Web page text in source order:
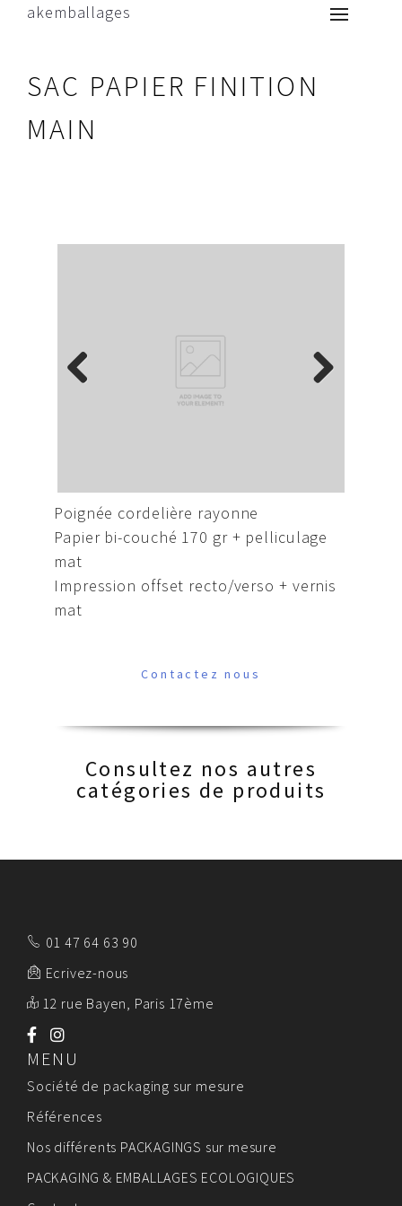
akemballages
SAC PAPIER FINITION
MAIN
Poignée cordelière rayonne
Papier bi-couché 170 gr + pelliculage
mat
Impression offset recto/verso + vernis
mat
Contactez nous
Consultez nos autres
catégories de produits
01 47 64 63 90
Ecrivez-nous
12 rue Bayen, Paris 17ème
MENU
Société de packaging sur mesure
Références
Nos différents PACKAGINGS sur mesure
PACKAGING & EMBALLAGES ECOLOGIQUES